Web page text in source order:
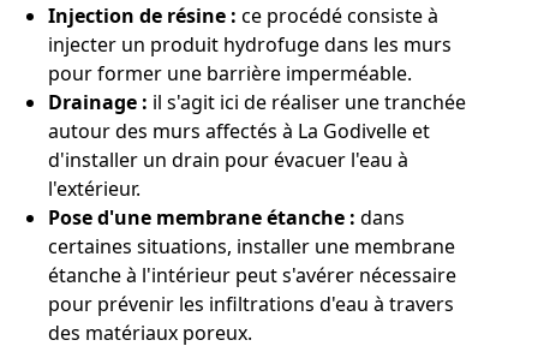
Injection de résine : ce procédé consiste à
injecter un produit hydrofuge dans les murs
pour former une barrière imperméable.
Drainage : il s'agit ici de réaliser une tranchée
autour des murs affectés à La Godivelle et
d'installer un drain pour évacuer l'eau à
l'extérieur.
Pose d'une membrane étanche : dans
certaines situations, installer une membrane
étanche à l'intérieur peut s'avérer nécessaire
pour prévenir les infiltrations d'eau à travers
des matériaux poreux.